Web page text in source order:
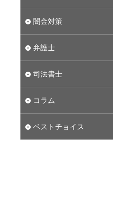
闇金対策
弁護士
司法書士
コラム
ベストチョイス